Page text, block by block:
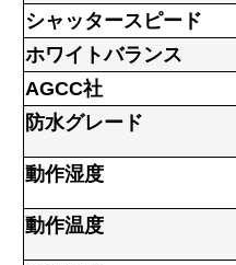
シャッタースピード
ホワイトバランス
AGCC社
防水グレード
動作湿度
動作温度